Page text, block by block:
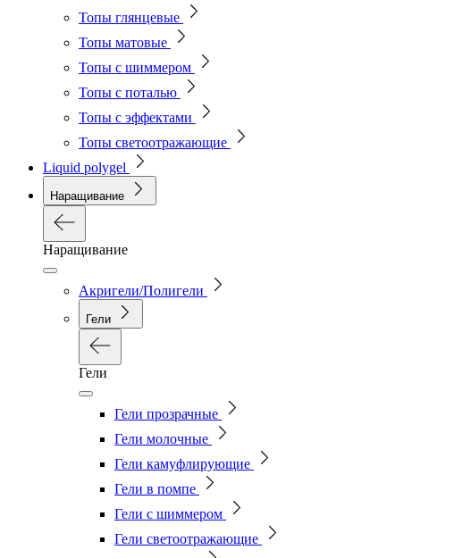
Топы глянцевые
Топы матовые
Топы с шиммером
Топы с поталью
Топы с эффектами
Топы светоотражающие
Liquid polygel
Наращивание
Наращивание
Акригели/Полигели
Гели
Гели
Гели прозрачные
Гели молочные
Гели камуфлирующие
Гели в помпе
Гели с шиммером
Гели светоотражающие